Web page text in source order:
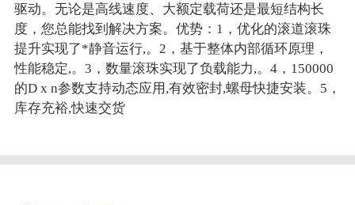
驱动。无论是高线速度、大额定载荷还是最短结构长
度，您总能找到解决方案。优势：1，优化的滚道滚珠
提升实现了*静音运行,。2，基于整体内部循环原理，
性能稳定,。3，数量滚珠实现了负载能力,。4，150000
的D x n参数支持动态应用,有效密封,螺母快捷安装。5，
库存充裕,快速交货